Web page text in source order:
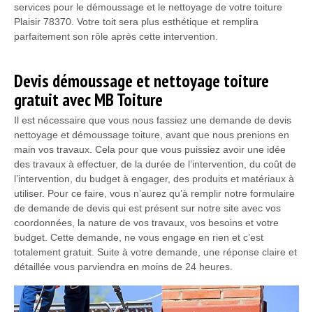
services pour le démoussage et le nettoyage de votre toiture
Plaisir 78370. Votre toit sera plus esthétique et remplira
parfaitement son rôle après cette intervention.
Devis démoussage et nettoyage toiture
gratuit avec MB Toiture
Il est nécessaire que vous nous fassiez une demande de devis
nettoyage et démoussage toiture, avant que nous prenions en
main vos travaux. Cela pour que vous puissiez avoir une idée
des travaux à effectuer, de la durée de l’intervention, du coût de
l’intervention, du budget à engager, des produits et matériaux à
utiliser. Pour ce faire, vous n’aurez qu’à remplir notre formulaire
de demande de devis qui est présent sur notre site avec vos
coordonnées, la nature de vos travaux, vos besoins et votre
budget. Cette demande, ne vous engage en rien et c’est
totalement gratuit. Suite à votre demande, une réponse claire et
détaillée vous parviendra en moins de 24 heures.